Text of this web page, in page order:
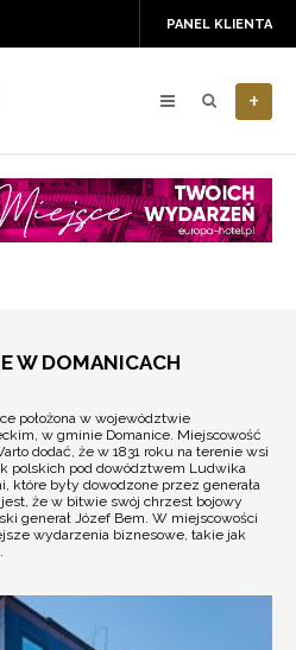
PANEL KLIENTA
+
W DOMANICACH
położona w województwie
w gminie Domanice. Miejscowość
dodać, że w 1831 roku na terenie wsi
polskich pod dowództwem Ludwika
które były dowodzone przez generała
że w bitwie swój chrzest bojowy
generał Józef Bem. W miejscowości
wydarzenia biznesowe, takie jak